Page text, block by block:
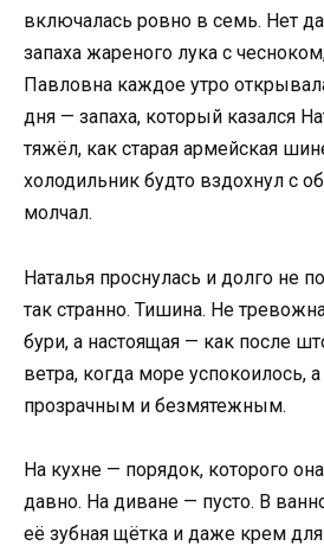
включалась ровно в семь. Нет
запаха жареного лука с
Павловна каждое утро
дня — запаха, который казался
тяжёл, как старая армейская
холодильник будто вздохнул с
молчал.
Наталья проснулась и долго не
так странно. Тишина. Не
бури, а настоящая — как после
ветра, когда море успокоилось,
прозрачным и безмятежным.
На кухне — порядок, которого
давно. На диване — пусто. В
её зубная щётка и даже крем для